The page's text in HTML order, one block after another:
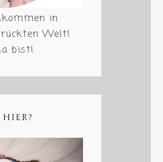
in
Welt!
bist!